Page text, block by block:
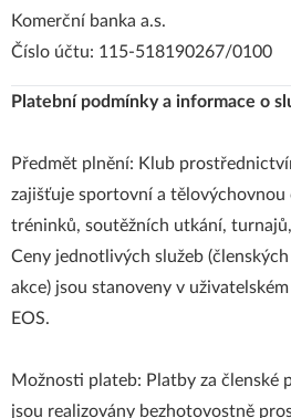
Komerční banka a.s.
Číslo účtu: 115-518190267/0100
Platební podmínky a informace o
Předmět plnění: Klub
zajišťuje sportovní a tělovýchovnou
tréninků, soutěžních utkání,
Ceny jednotlivých služeb
akce) jsou stanoveny v
EOS.
Možnosti plateb: Platby za členské
jsou realizovány bezhotovostně